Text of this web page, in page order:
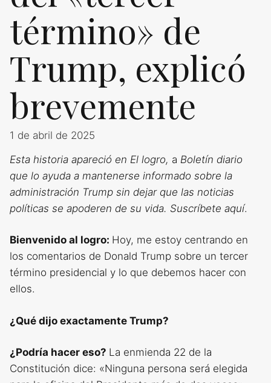
término» de
Trump, explicó
brevemente
1 de abril de 2025
Esta historia apareció en El logro, a Boletín diario
que lo ayuda a mantenerse informado sobre la
administración Trump sin dejar que las noticias
políticas se apoderen de su vida. Suscríbete aquí.
Bienvenido al logro: Hoy, me estoy centrando en
los comentarios de Donald Trump sobre un tercer
término presidencial y lo que debemos hacer con
ellos.
¿Qué dijo exactamente Trump?
¿Podría hacer eso? La enmienda 22 de la
Constitución dice: «Ninguna persona será elegida